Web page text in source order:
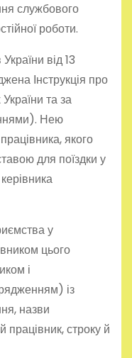
службового
роботи.
від 13
Інструкція про
та за
Нею
якого
для поїздки у
у
цього
і
із
назви
працівник, строку й